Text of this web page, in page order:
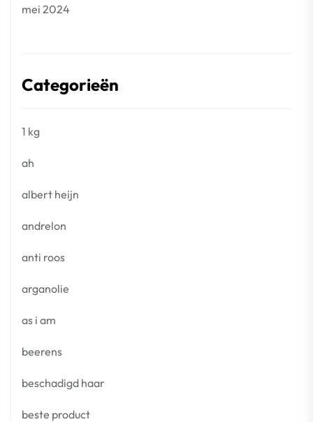
mei 2024
Categorieën
1 kg
ah
albert heijn
andrelon
anti roos
arganolie
as i am
beerens
beschadigd haar
beste product